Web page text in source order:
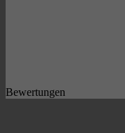
Bewertungen